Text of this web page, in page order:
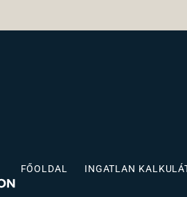
FŐOLDAL INGATLAN